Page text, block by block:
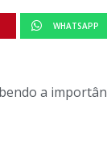
WHATSAPP
a